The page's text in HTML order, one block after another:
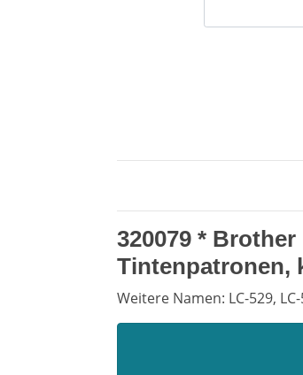
320079 * Brother
Tintenpatronen,
Weitere Namen: LC-529, LC-